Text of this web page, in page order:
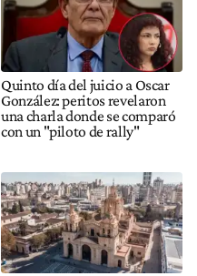
Quinto día del juicio a Oscar
González: peritos revelaron
una charla donde se comparó
con un "piloto de rally"